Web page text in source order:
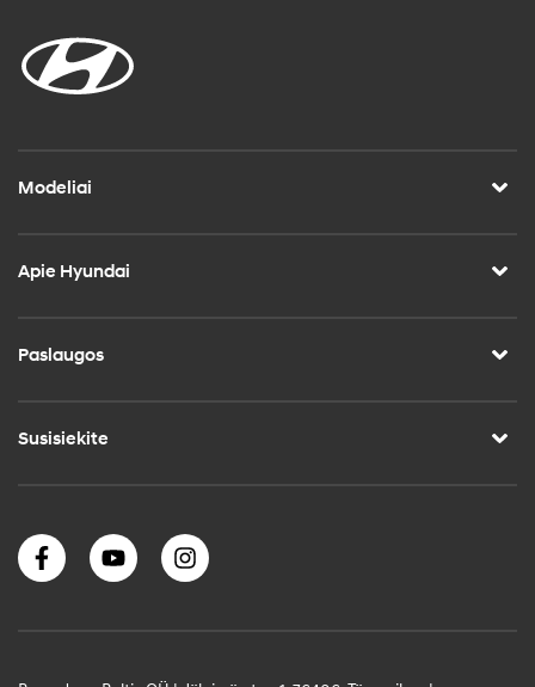
Modeliai
Apie Hyundai
Paslaugos
Susisiekite